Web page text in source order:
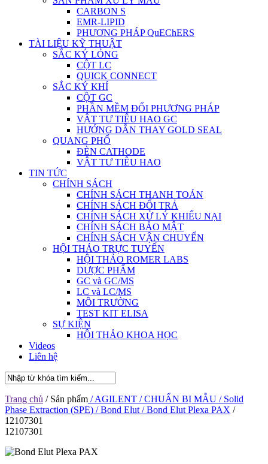
CARBON S
EMR-LIPID
PHƯƠNG PHÁP QuEChERS
TÀI LIỆU KỸ THUẬT
SẮC KÝ LỎNG
CỘT LC
QUICK CONNECT
SẮC KÝ KHÍ
CỘT GC
PHẦN MỀM ĐỔI PHƯƠNG PHÁP
VẬT TƯ TIÊU HAO GC
HƯỚNG DẪN THAY GOLD SEAL
QUANG PHỔ
ĐÈN CATHODE
VẬT TƯ TIÊU HAO
TIN TỨC
CHÍNH SÁCH
CHÍNH SÁCH THANH TOÁN
CHÍNH SÁCH ĐỔI TRẢ
CHÍNH SÁCH XỬ LÝ KHIẾU NẠI
CHÍNH SÁCH BẢO MẬT
CHÍNH SÁCH VẬN CHUYỂN
HỘI THẢO TRỰC TUYẾN
HỘI THẢO ROMER LABS
DƯỢC PHẨM
GC và GC/MS
LC và LC/MS
MÔI TRƯỜNG
TEST KIT ELISA
SỰ KIỆN
HỘI THẢO KHOA HỌC
Videos
Liên hệ
Trang chủ / Sản phẩm / AGILENT / CHUẨN BỊ MẪU / Solid
Phase Extraction (SPE) / Bond Elut / Bond Elut Plexa PAX /
12107301
12107301